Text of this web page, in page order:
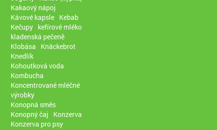
Kakaový nápoj
Kávové kapsle Kebab
Kečupy kefírové mléko
kladenská pečeně
Klobása
Knäckebrot
Knedlík
Kohoutková voda
Kombucha
Koncentrované mléčné
výrobky
Konopná směs
Konopný čaj
Konzerva
Konzerva pro psy